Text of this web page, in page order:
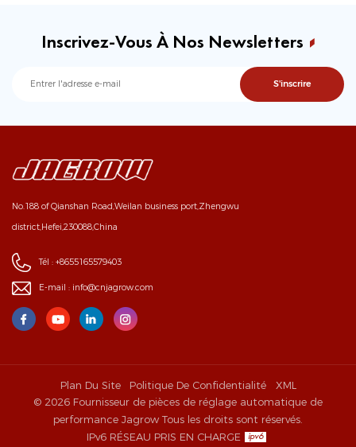
Inscrivez-Vous À Nos Newsletters
No.188 of Qianshan Road,Weilan business port,Zhengwu
district,Hefei,230088,China
Tél : +8655165579403
E-mail : info@cnjagrow.com
Plan Du Site Politique De Confidentialité
XML
© 2026 Fournisseur de pièces de réglage automatique de
performance Jagrow Tous les droits sont réservés.
IPv6 RÉSEAU PRIS EN CHARGE